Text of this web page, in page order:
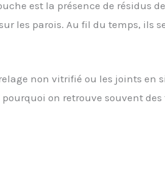
est la présence de résidus
les parois. Au fil du temps, ils
non vitrifié ou les joints en
on retrouve souvent des